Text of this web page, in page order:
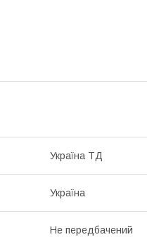
Україна ТД
Україна
Не передбачений